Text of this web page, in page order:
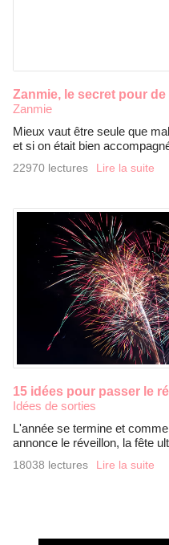
Zanmie, le secret pour
Zanmie
Mieux vaut être seule que
et si on était bien
22970 lectures Lire la suite
15 idées pour passer le
Idées de sorties
L'année se termine et
annonce le réveillon, la fête
18038 lectures Lire la suite